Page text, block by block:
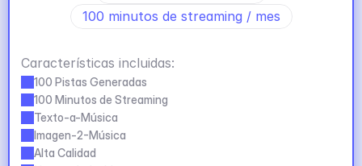
100 minutos de streaming / mes
Características incluidas:
100 Pistas Generadas
100 Minutos de Streaming
Texto-a-Música
Imagen-2-Música
Alta Calidad